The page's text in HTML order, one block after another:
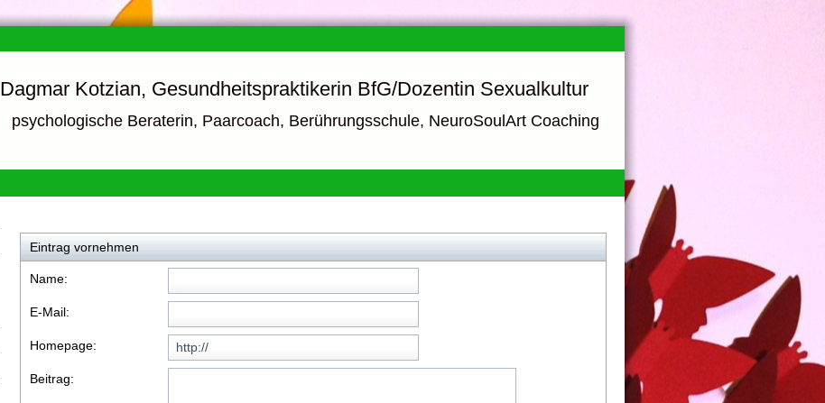
Dagmar Kotzian, Gesundheitspraktikerin BfG/Dozentin Sexualkultur
psychologische Beraterin, Paarcoach, Berührungsschule, NeuroSoulArt Coaching
Eintrag vornehmen
Name:
E-Mail:
Homepage:
Beitrag: